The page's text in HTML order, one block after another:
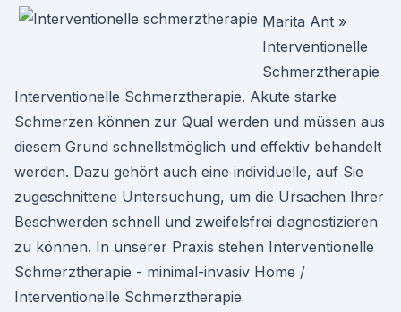
Marita Ant »
Interventionelle
Schmerztherapie
Interventionelle Schmerztherapie. Akute starke
Schmerzen können zur Qual werden und müssen aus
diesem Grund schnellstmöglich und effektiv behandelt
werden. Dazu gehört auch eine individuelle, auf Sie
zugeschnittene Untersuchung, um die Ursachen Ihrer
Beschwerden schnell und zweifelsfrei diagnostizieren
zu können. In unserer Praxis stehen Interventionelle
Schmerztherapie - minimal-invasiv Home /
Interventionelle Schmerztherapie